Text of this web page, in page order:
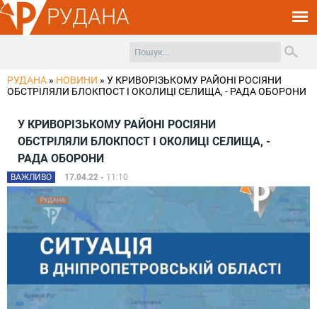
РУДАНА
РУДАНА » НОВИНИ » У КРИВОРІЗЬКОМУ РАЙОНІ РОСІЯНИ
ОБСТРІЛЯЛИ БЛОКПОСТ І ОКОЛИЦІ СЕЛИЩА, - РАДА ОБОРОНИ
У КРИВОРІЗЬКОМУ РАЙОНІ РОСІЯНИ
ОБСТРІЛЯЛИ БЛОКПОСТ І ОКОЛИЦІ СЕЛИЩА, -
РАДА ОБОРОНИ
ВАЖЛИВО 17.04.22 - 11:10